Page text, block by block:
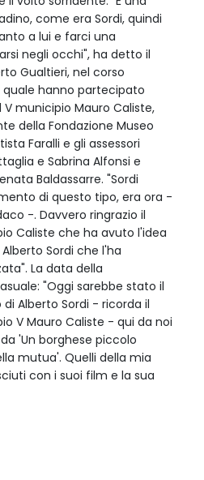
come era Sordi, quindi
a lui e farci una
negli occhi", ha detto il
Gualtieri, nel corso
quale hanno partecipato
municipio Mauro Caliste,
della Fondazione Museo
Faralli e gli assessori
e Sabrina Alfonsi e
Baldassarre. "Sordi
di questo tipo, era ora -
-. Davvero ringrazio il
Caliste che ha avuto l'idea
Sordi che l'ha
La data della
"Oggi sarebbe stato il
Alberto Sordi - ricorda il
V Mauro Caliste - qui da noi
'Un borghese piccolo
mutua'. Quelli della mia
con i suoi film e la sua